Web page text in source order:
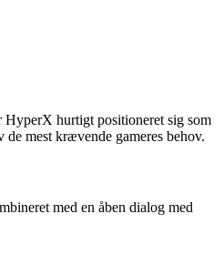
hurtigt positioneret sig som
mest krævende gameres behov.
med en åben dialog med